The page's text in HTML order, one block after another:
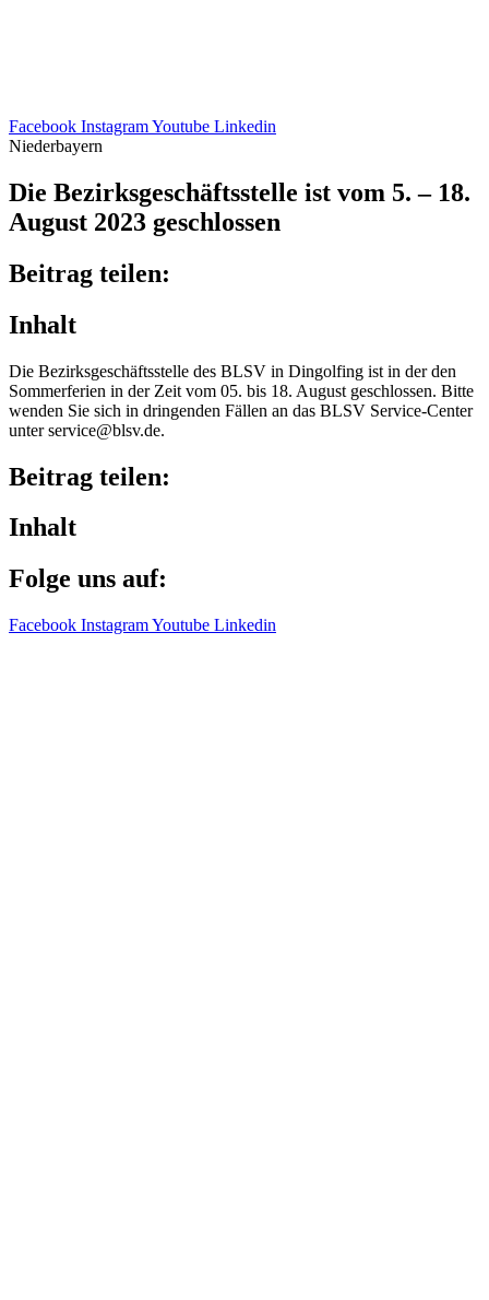
Facebook InstagramYoutube Linkedin
Niederbayern
Die Bezirks­ge­schäfts­stelle ist vom 5. – 18.
August 2023 geschlossen
Beitrag teilen:
Inhalt
Die Bezirks­ge­schäfts­stelle des BLSV in Dingol­fing ist in der den
Sommer­fe­rien in der Zeit vom 05. bis 18. August geschlos­sen. Bitte
wenden Sie sich in drin­gen­den Fällen an das BLSV Service-Center
unter service@​blsv.​de.
Beitrag teilen:
Inhalt
Folge uns auf:
Facebook InstagramYoutube Linkedin